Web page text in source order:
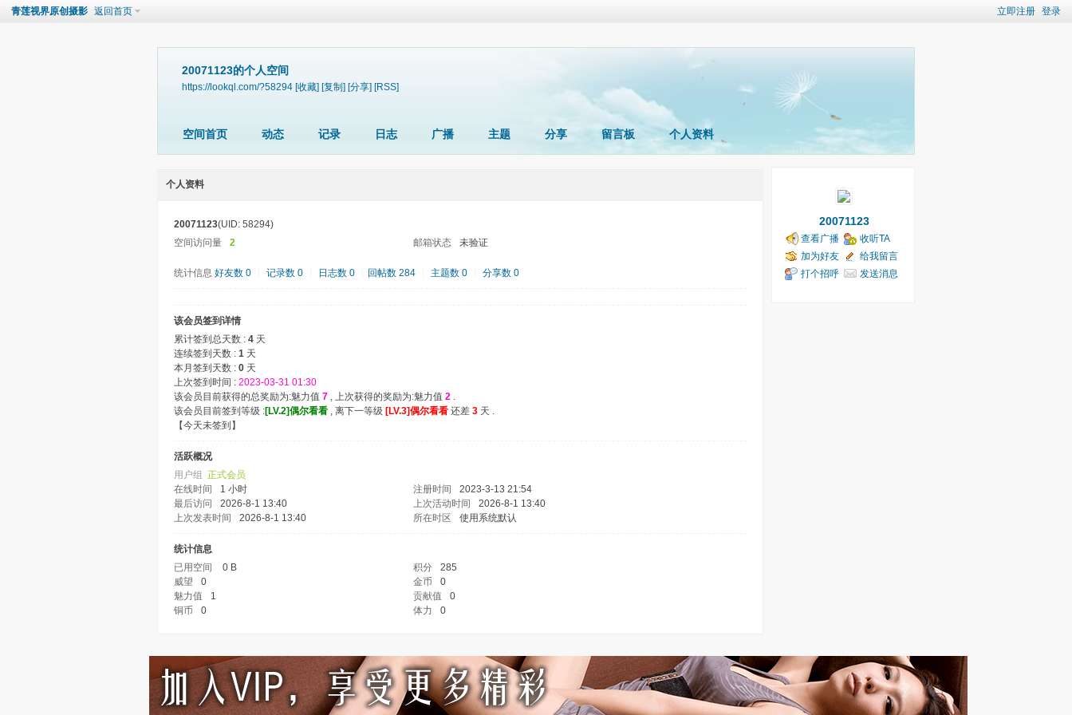
立即注册 登录
青莲视界原创摄影 返回首页
20071123的个人空间
https://lookql.com/?58294 [收藏] [复制] [分享] [RSS]
空间首页 动态 记录 日志 广播 主题 分享 留言板 个人资料
个人资料
20071123(UID: 58294)
空间访问量
2 邮箱状态 未验证
统计信息 好友数 0 记录数 0 日志数 0 回帖数 284 主题数 0 分享数 0
该会员签到详情
累计签到总天数 : 4 天
连续签到天数 : 1 天
本月签到天数 : 0 天
上次签到时间 : 2023-03-31 01:30
该会员目前获得的总奖励为:魅力值 7 , 上次获得的奖励为:魅力值 2 .
该会员目前签到等级 :[LV.2]偶尔看看 , 离下一等级 [LV.3]偶尔看看 还差 3 天 .
【今天未签到 】
活跃概况
用户组 正式会员
在线时间
1 小时 注册时间
2023-3-13 21:54
最后访问
2026-8-1 13:40 上次活动时间
2026-8-1 13:40
上次发表时间
2026-8-1 13:40 所在时区 使用系统默认
统计信息
已用空间
0 B 积分
285
威望
0 金币
0
魅力值
1 贡献值
0
铜币
0 体力 0
20071123
查看广播
收听TA
加为好友
给我留言
打个招呼
发送消息